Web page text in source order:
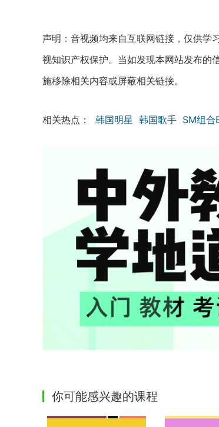
声明：音视频均来自互联网链接，仅供学
视知识产权保护。当如发现本网站发布的
施移除相关内容或屏蔽相关链接。
相关热点： 韩国明星 韩国歌手 SM组合
你可能感兴趣的课程